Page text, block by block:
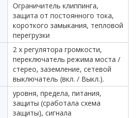
Ограничитель клиппинга,
защита от постоянного тока,
короткого замыкания, тепловой
перегрузки
2 x регулятора громкости,
переключатель режима моста /
стерео, заземление, сетевой
выключатель (вкл. / Выкл.).
уровня, предела, питания,
защиты (сработала схема
защиты), сигнала